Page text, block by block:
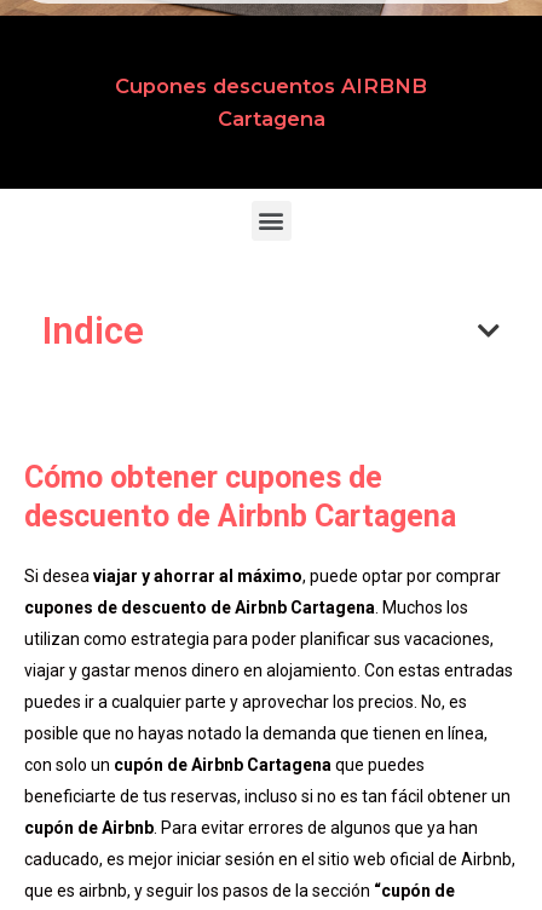
Cupones descuentos AIRBNB
Cartagena
Indice
Cómo obtener cupones de
descuento de Airbnb Cartagena
Si desea viajar y ahorrar al máximo, puede optar por comprar
cupones de descuento de Airbnb Cartagena . Muchos los
utilizan como estrategia para poder planificar sus vacaciones,
viajar y gastar menos dinero en alojamiento. Con estas entradas
puedes ir a cualquier parte y aprovechar los precios. No, es
posible que no hayas notado la demanda que tienen en línea,
con solo un cupón de Airbnb Cartagena que puedes
beneficiarte de tus reservas, incluso si no es tan fácil obtener un
cupón de Airbnb . Para evitar errores de algunos que ya han
caducado, es mejor iniciar sesión en el sitio web oficial de Airbnb,
que es airbnb, y seguir los pasos de la sección “cupón de